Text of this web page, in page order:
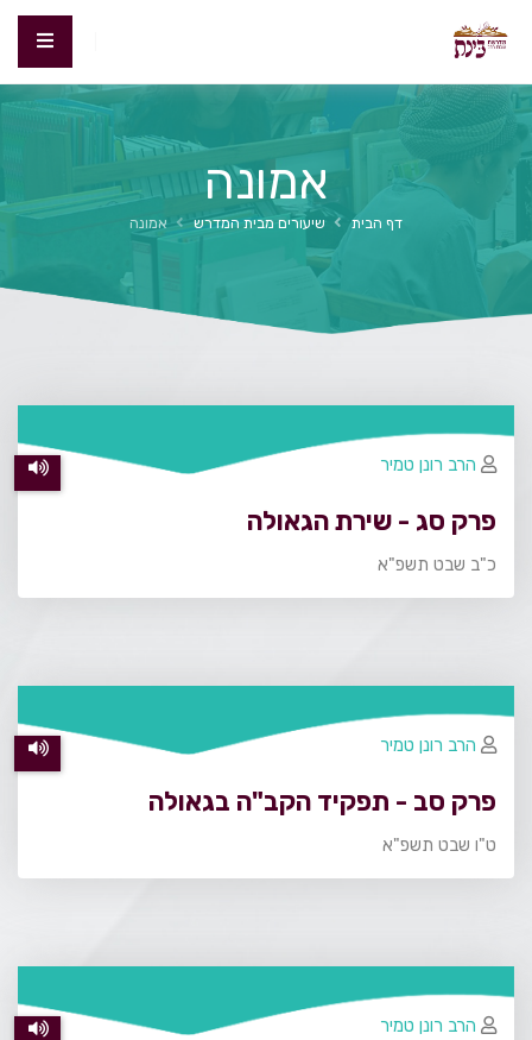
אמונה
דף הבית שיעורים מבית המדרש אמונה
פרק סג - שירת הגאולה
כ"ב שבט תשפ"א
הרב רונן טמיר
פרק סב - תפקיד הקב"ה בגאולה
ט"ו שבט תשפ"א
הרב רונן טמיר
הרב רונן טמיר